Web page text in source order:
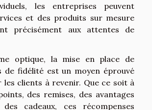
les entreprises peuvent
et des produits sur mesure
précisément aux attentes de
optique, la mise en place de
de fidélité est un moyen éprouvé
les clients à revenir. Que ce soit à
des remises, des avantages
cadeaux, ces récompenses